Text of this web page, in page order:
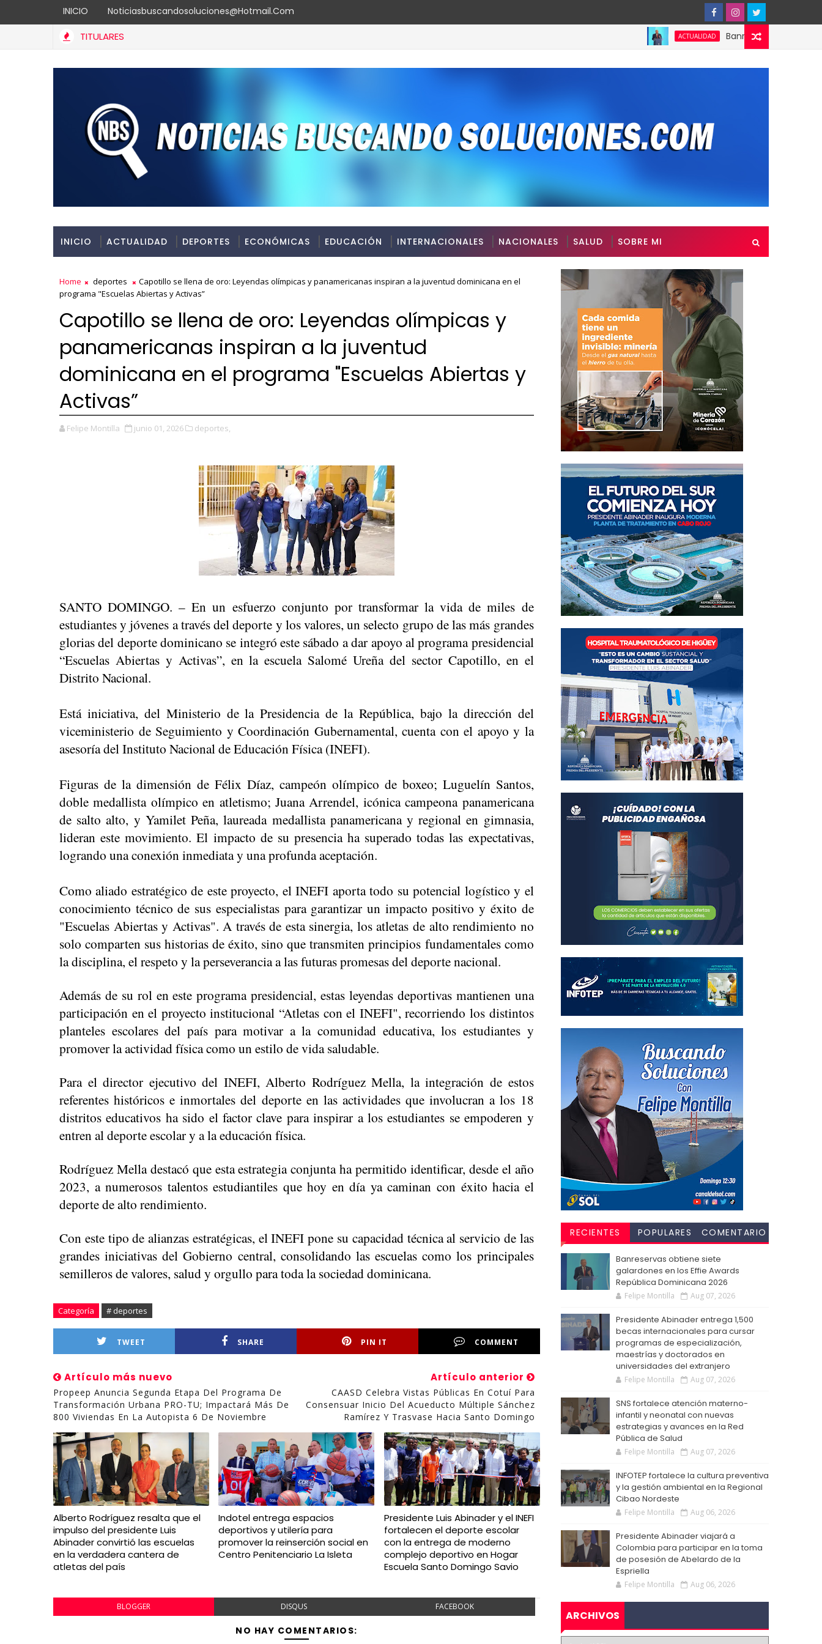
INICIO Noticiasbuscandosoluciones@hotmail.com
TITULARES ACTUALIDAD Banreservas obtiene siete
INICIO ACTUALIDAD DEPORTES ECONÓMICAS EDUCACIÓN INTERNACIONALES NACIONALES SALUD SOBRE MI
Home deportes
Capotillo se llena de oro: Leyendas olímpicas y panamericanas inspiran a la juventud dominicana en el
programa "Escuelas Abiertas y Activas”
Capotillo se llena de oro: Leyendas olímpicas y
panamericanas inspiran a la juventud
dominicana en el programa "Escuelas Abiertas y
Activas”
Felipe Montilla junio 01, 2026 deportes,
SANTO DOMINGO. – En un esfuerzo conjunto por transformar la vida de miles de
estudiantes y jóvenes a través del deporte y los valores, un selecto grupo de las más grandes
glorias del deporte dominicano se integró este sábado a dar apoyo al programa presidencial
“Escuelas Abiertas y Activas”, en la escuela Salomé Ureña del sector Capotillo, en el
Distrito Nacional.
Está iniciativa, del Ministerio de la Presidencia de la República, bajo la dirección del
viceministerio de Seguimiento y Coordinación Gubernamental, cuenta con el apoyo y la
asesoría del Instituto Nacional de Educación Física (INEFI).
Figuras de la dimensión de Félix Díaz, campeón olímpico de boxeo; Luguelín Santos,
doble medallista olímpico en atletismo; Juana Arrendel, icónica campeona panamericana
de salto alto, y Yamilet Peña, laureada medallista panamericana y regional en gimnasia,
lideran este movimiento. El impacto de su presencia ha superado todas las expectativas,
logrando una conexión inmediata y una profunda aceptación.
Como aliado estratégico de este proyecto, el INEFI aporta todo su potencial logístico y el
conocimiento técnico de sus especialistas para garantizar un impacto positivo y éxito de
"Escuelas Abiertas y Activas". A través de esta sinergia, los atletas de alto rendimiento no
solo comparten sus historias de éxito, sino que transmiten principios fundamentales como
la disciplina, el respeto y la perseverancia a las futuras promesas del deporte nacional.
Además de su rol en este programa presidencial, estas leyendas deportivas mantienen una
participación en el proyecto institucional “Atletas con el INEFI", recorriendo los distintos
planteles escolares del país para motivar a la comunidad educativa, los estudiantes y
promover la actividad física como un estilo de vida saludable.
Para el director ejecutivo del INEFI, Alberto Rodríguez Mella, la integración de estos
referentes históricos e inmortales del deporte en las actividades que involucran a los 18
distritos educativos ha sido el factor clave para inspirar a los estudiantes se empoderen y
entren al deporte escolar y a la educación física.
Rodríguez Mella destacó que esta estrategia conjunta ha permitido identificar, desde el año
2023, a numerosos talentos estudiantiles que hoy en día ya caminan con éxito hacia el
deporte de alto rendimiento.
Con este tipo de alianzas estratégicas, el INEFI pone su capacidad técnica al servicio de las
grandes iniciativas del Gobierno central, consolidando las escuelas como los principales
semilleros de valores, salud y orgullo para toda la sociedad dominicana.
Categoría # deportes
TWEET SHARE PIN IT COMMENT
Artículo más nuevo
Propeep Anuncia Segunda Etapa Del Programa De
Transformación Urbana PRO-TU; Impactará Más De
800 Viviendas En La Autopista 6 De Noviembre
Artículo anterior
CAASD Celebra Vistas Públicas En Cotuí Para
Consensuar Inicio Del Acueducto Múltiple Sánchez
Ramírez Y Trasvase Hacia Santo Domingo
Alberto Rodríguez resalta que el
impulso del presidente Luis
Abinader convirtió las escuelas
en la verdadera cantera de
atletas del país
Indotel entrega espacios
deportivos y utilería para
promover la reinserción social en
Centro Penitenciario La Isleta
Presidente Luis Abinader y el INEFI
fortalecen el deporte escolar
con la entrega de moderno
complejo deportivo en Hogar
Escuela Santo Domingo Savio
BLOGGER DISQUS FACEBOOK
NO HAY COMENTARIOS:
RECIENTES POPULARES
COMENTARIO
Banreservas obtiene siete
galardones en los Effie Awards
República Dominicana 2026
Felipe Montilla Aug 07, 2026
Presidente Abinader entrega 1,500
becas internacionales para cursar
programas de especialización,
maestrías y doctorados en
universidades del extranjero
Felipe Montilla Aug 07, 2026
SNS fortalece atención materno-
infantil y neonatal con nuevas
estrategias y avances en la Red
Pública de Salud
Felipe Montilla Aug 07, 2026
INFOTEP fortalece la cultura preventiva
y la gestión ambiental en la Regional
Cibao Nordeste
Felipe Montilla Aug 06, 2026
Presidente Abinader viajará a
Colombia para participar en la toma
de posesión de Abelardo de la
Espriella
Felipe Montilla Aug 06, 2026
ARCHIVOS